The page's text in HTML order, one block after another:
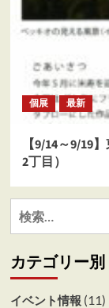
個展 最新
【9/14～9/19
2丁目）
検
索:
カテゴリー別
イベント情報 (11)